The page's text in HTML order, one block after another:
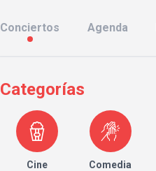
Conciertos Agenda
Categorías
Cine Comedia